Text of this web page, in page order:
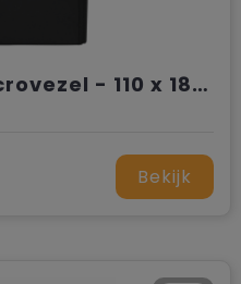
Sporthanddoek microvezel - 110 x 180 cm
Bekijk